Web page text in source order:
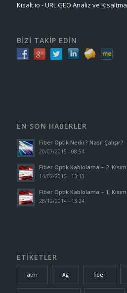
Kisalt.io - URL GEO Analiz ve Kısaltma
BİZİ TAKİP EDİN
EN SON HABERLER
Fiber Optik Nedir? Nasıl Çalışır?
20/07/2015 - 08:54
Fiber Optik Kablolama – 2. Kısım
14/02/2015 - 13:13
Fiber Optik Kablolama – 1. Kısım
28/12/2014 - 13:24
ETİKETLER
atm Ağ fiber